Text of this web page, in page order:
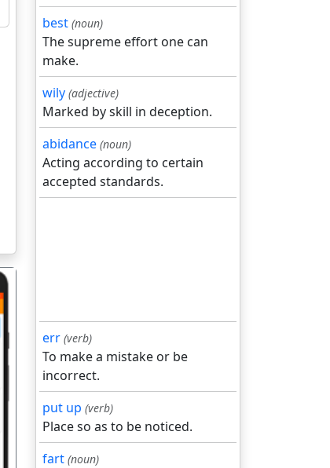
best (noun)
The supreme effort one can
make.
wily (adjective)
Marked by skill in deception.
abidance (noun)
Acting according to certain
accepted standards.
err (verb)
To make a mistake or be
incorrect.
put up (verb)
Place so as to be noticed.
fart (noun)